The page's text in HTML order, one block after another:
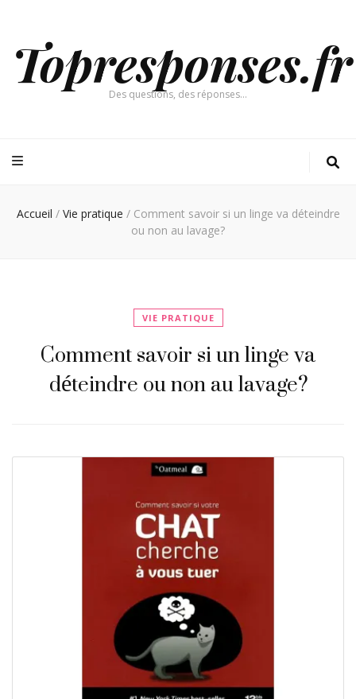
Topresponses.fr
Des questions, des réponses…
Accueil / Vie pratique / Comment savoir si un linge va déteindre
ou non au lavage?
VIE PRATIQUE
Comment savoir si un linge va
déteindre ou non au lavage?